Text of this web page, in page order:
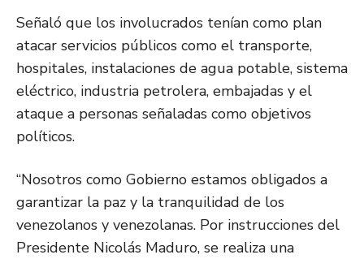
Señaló que los involucrados tenían como plan
atacar servicios públicos como el transporte,
hospitales, instalaciones de agua potable, sistema
eléctrico, industria petrolera, embajadas y el
ataque a personas señaladas como objetivos
políticos.
“Nosotros como Gobierno estamos obligados a
garantizar la paz y la tranquilidad de los
venezolanos y venezolanas. Por instrucciones del
Presidente Nicolás Maduro, se realiza una